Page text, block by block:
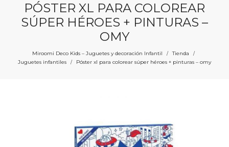
PÓSTER XL PARA COLOREAR
SÚPER HÉROES + PINTURAS –
OMY
Miroomi Deco Kids – Juguetes y decoración Infantil / Tienda /
Juguetes infantiles / Póster xl para colorear súper héroes + pinturas – omy